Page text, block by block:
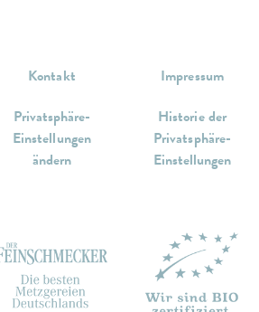
Kontakt Impressum
Privatsphäre-
Einstellungen
ändern
Historie der
Privatsphäre-
Einstellungen